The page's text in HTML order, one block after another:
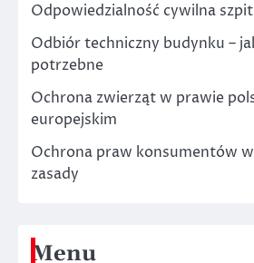
Odpowiedzialność cywilna
Odbiór techniczny budynku –
potrzebne
Ochrona zwierząt w prawie
europejskim
Ochrona praw konsumentów
zasady
Menu